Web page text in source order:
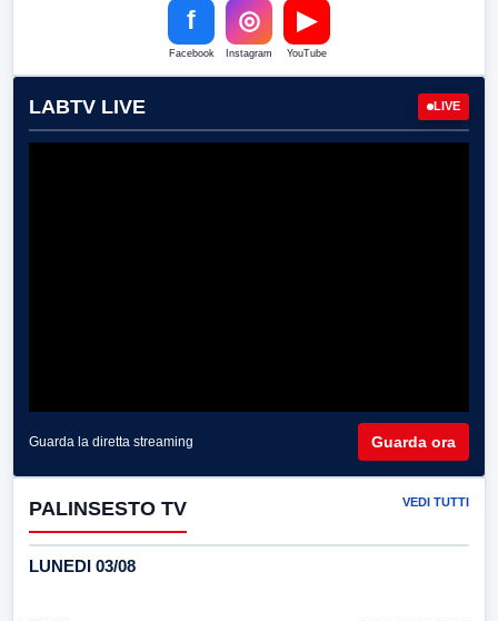
f
Facebook
◎
Instagram
▶
YouTube
LABTV LIVE LIVE
Guarda la diretta streaming Guarda ora
PALINSESTO TV VEDI TUTTI
LUNEDI 03/08